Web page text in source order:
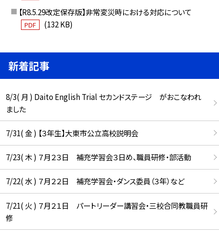
【R8.5.29改定保存版】非常変災時における対応について
PDF (132 KB)
新着記事
8/3( 月 ) Daito English Trial セカンドステージ がおこなわれ
ました
7/31( 金 ) 【３年生】大東市公立高校説明会
7/23( 木 ) ７月２３日 補充学習会３日め、職員研修・部活動
7/22( 水 ) ７月２２日 補充学習会・ダンス委員（３年）など
7/21( 火 ) ７月２１日 パートリーダー講習会・三校合同教職員研
修